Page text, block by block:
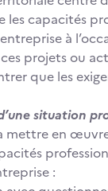
les capacités
à
projets ou
que les
situation
mettre en
: